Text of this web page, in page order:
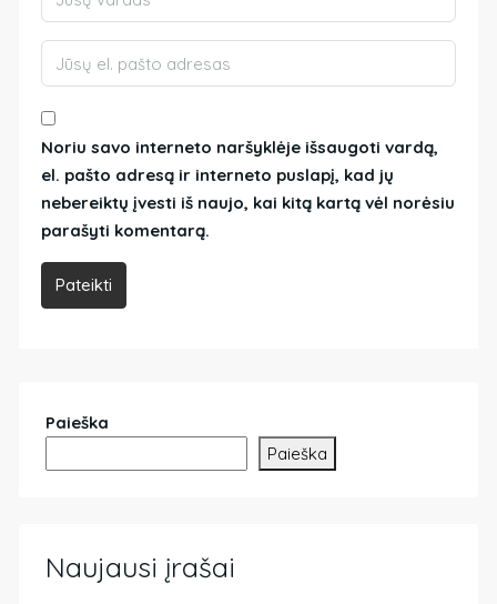
Noriu savo interneto naršyklėje išsaugoti vardą,
el. pašto adresą ir interneto puslapį, kad jų
nebereiktų įvesti iš naujo, kai kitą kartą vėl norėsiu
parašyti komentarą.
Pateikti
Paieška
Paieška
Naujausi įrašai